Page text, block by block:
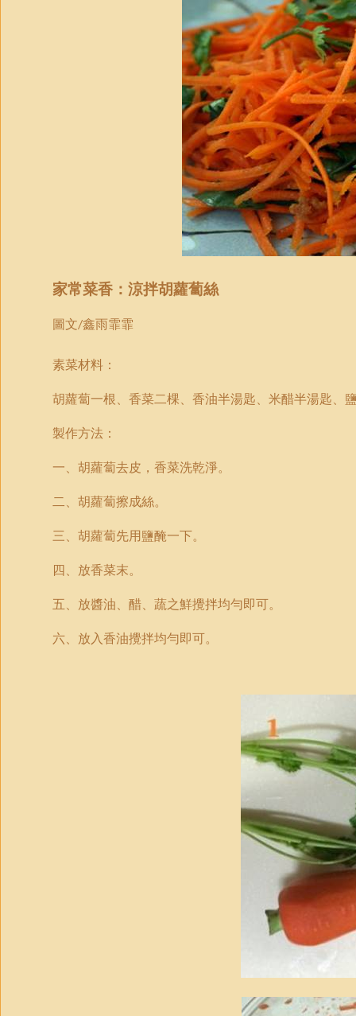
家常菜香：涼拌胡蘿蔔絲
圖文/鑫雨霏霏
素菜材料：
胡蘿蔔一根、香菜二棵、香油半湯匙、米醋半湯匙、
製作方法：
一、胡蘿蔔去皮，香菜洗乾淨。
二、胡蘿蔔擦成絲。
三、胡蘿蔔先用鹽醃一下。
四、放香菜末。
五、放醬油、醋、蔬之鮮攪拌均勻即可。
六、放入香油攪拌均勻即可。